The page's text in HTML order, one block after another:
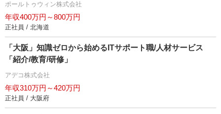
ポールトゥウィン株式会社
年収400万円～800万円
正社員 / 北海道
「大阪」知識ゼロから始めるITサポート職/人材サービス
「紹介/教育/研修」
アデコ株式会社
年収310万円～420万円
正社員 / 大阪府